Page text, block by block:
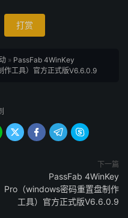
打赏
» PassFab 4WinKey
工具）官方正式版V6.6.0.9
   
下一篇
PassFab 4WinKey
Pro（windows密码重置盘制作
工具）官方正式版V6.6.0.9